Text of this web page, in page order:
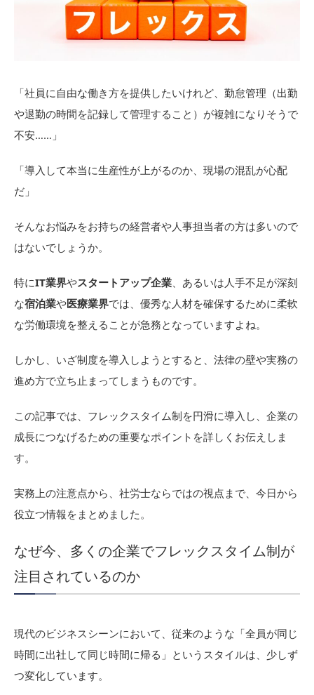
「社員に自由な働き方を提供したいけれど、勤怠管理（出勤
や退勤の時間を記録して管理すること）が複雑になりそうで
不安……」
「導入して本当に生産性が上がるのか、現場の混乱が心配
だ」
そんなお悩みをお持ちの経営者や人事担当者の方は多いので
はないでしょうか。
特にIT業界やスタートアップ企業 、あるいは人手不足が深刻
な宿泊業や医療業界では、優秀な人材を確保するために柔軟
な労働環境を整えることが急務となっていますよね。
しかし、いざ制度を導入しようとすると、法律の壁や実務の
進め方で立ち止まってしまうものです。
この記事では、フレックスタイム制を円滑に導入し、企業の
成長につなげるための重要なポイントを詳しくお伝えしま
す。
実務上の注意点から、社労士ならではの視点まで、今日から
役立つ情報をまとめました。
なぜ今、多くの企業でフレックスタイム制が
注目されているのか
現代のビジネスシーンにおいて、従来のような「全員が同じ
時間に出社して同じ時間に帰る」というスタイルは、少しず
つ変化しています。